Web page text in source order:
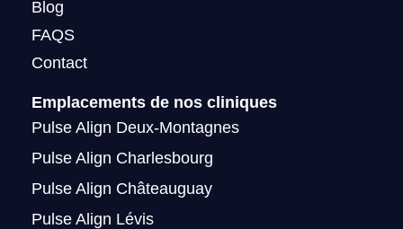
Blog
FAQS
Contact
Emplacements de nos cliniques
Pulse Align Deux-Montagnes
Pulse Align Charlesbourg
Pulse Align Châteauguay
Pulse Align Lévis